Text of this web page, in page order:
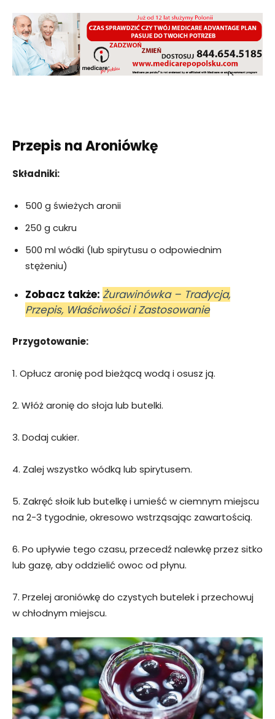
Przepis na Aroniówkę
Składniki:
500 g świeżych aronii
250 g cukru
500 ml wódki (lub spirytusu o odpowiednim
stężeniu)
Zobacz także: Żurawinówka – Tradycja,
Przepis, Właściwości i Zastosowanie
Przygotowanie:
1. Opłucz aronię pod bieżącą wodą i osusz ją.
2. Włóż aronię do słoja lub butelki.
3. Dodaj cukier.
4. Zalej wszystko wódką lub spirytusem.
5. Zakręć słoik lub butelkę i umieść w ciemnym miejscu
na 2-3 tygodnie, okresowo wstrząsając zawartością.
6. Po upływie tego czasu, przecedź nalewkę przez sitko
lub gazę, aby oddzielić owoc od płynu.
7. Przelej aroniówkę do czystych butelek i przechowuj
w chłodnym miejscu.